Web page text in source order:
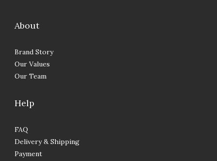
About
Brand Story
Our Values
Our Team
Help
FAQ
Delivery & Shipping
Payment